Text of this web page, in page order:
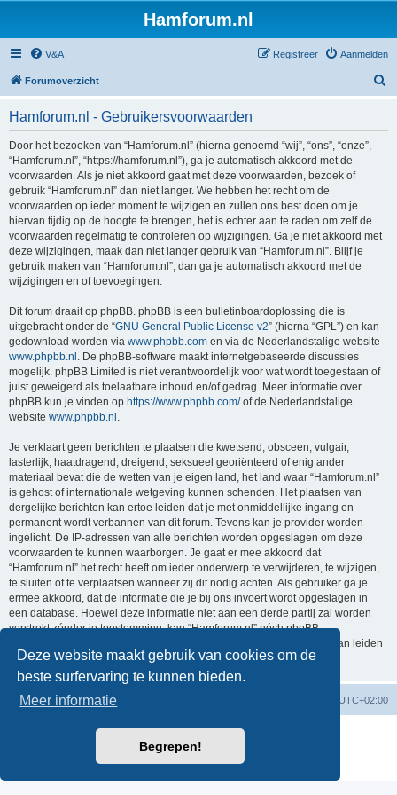
Deze website maakt gebruik van cookies om de
beste surfervaring te kunnen bieden.
Meer informatie
Begrepen!
Hamforum.nl
V&A Aanmelden
Registreer
Forumoverzicht
Hamforum.nl - Gebruikersvoorwaarden
Door het bezoeken van “Hamforum.nl” (hierna genoemd “wij”, “ons”, “onze”,
“Hamforum.nl”, “https://hamforum.nl”), ga je automatisch akkoord met de
voorwaarden. Als je niet akkoord gaat met deze voorwaarden, bezoek of
gebruik “Hamforum.nl” dan niet langer. We hebben het recht om de
voorwaarden op ieder moment te wijzigen en zullen ons best doen om je
hiervan tijdig op de hoogte te brengen, het is echter aan te raden om zelf de
voorwaarden regelmatig te controleren op wijzigingen. Ga je niet akkoord met
deze wijzigingen, maak dan niet langer gebruik van “Hamforum.nl”. Blijf je
gebruik maken van “Hamforum.nl”, dan ga je automatisch akkoord met de
wijzigingen en of toevoegingen.
Dit forum draait op phpBB. phpBB is een bulletinboardoplossing die is
uitgebracht onder de “GNU General Public License v2” (hierna “GPL”) en kan
gedownload worden via www.phpbb.com en via de Nederlandstalige website
www.phpbb.nl . De phpBB-software maakt internetgebaseerde discussies
mogelijk. phpBB Limited is niet verantwoordelijk voor wat wordt toegestaan of
juist geweigerd als toelaatbare inhoud en/of gedrag. Meer informatie over
phpBB kun je vinden op https://www.phpbb.com/of de Nederlandstalige
website www.phpbb.nl .
Je verklaart geen berichten te plaatsen die kwetsend, obsceen, vulgair,
lasterlijk, haatdragend, dreigend, seksueel georiënteerd of enig ander
materiaal bevat die de wetten van je eigen land, het land waar “Hamforum.nl”
is gehost of internationale wetgeving kunnen schenden. Het plaatsen van
dergelijke berichten kan ertoe leiden dat je met onmiddellijke ingang en
permanent wordt verbannen van dit forum. Tevens kan je provider worden
ingelicht. De IP-adressen van alle berichten worden opgeslagen om deze
voorwaarden te kunnen waarborgen. Je gaat er mee akkoord dat
“Hamforum.nl” het recht heeft om ieder onderwerp te verwijderen, te wijzigen,
te sluiten of te verplaatsen wanneer zij dit nodig achten. Als gebruiker ga je
ermee akkoord, dat de informatie die je bij ons invoert wordt opgeslagen in
een database. Hoewel deze informatie niet aan een derde partij zal worden
verstrekt zónder je toestemming, kan “Hamforum.nl” nóch phpBB
verantwoordelijk worden gehouden voor een hackpoging die ertoe kan leiden
dat de gegevens vrijkomen.
Forumoverzicht UTC+02:00
Powered byphpBB® Forum Software © phpBB Limited
Nederlandse vertaling door
Privacy|Gebruikersvoorwaarden